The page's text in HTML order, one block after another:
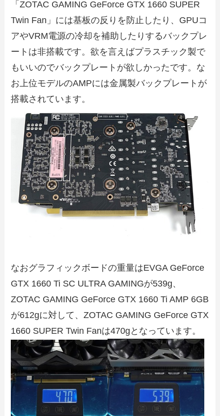
「ZOTAC GAMING GeForce GTX 1660 SUPER
Twin Fan」には基板の反りを防止したり、GPUコ
アやVRM電源の冷却を補助したりするバックプレ
ートは非搭載です。欲を言えばプラスチック製で
もいいのでバックプレートが欲しかったです。な
お上位モデルのAMPには金属製バックプレートが
搭載されています。
なおグラフィックボードの重量はEVGA GeForce
GTX 1660 Ti SC ULTRA GAMINGが539g、
ZOTAC GAMING GeForce GTX 1660 Ti AMP 6GB
が612gに対して、ZOTAC GAMING GeForce GTX
1660 SUPER Twin Fanは470gとなっています。